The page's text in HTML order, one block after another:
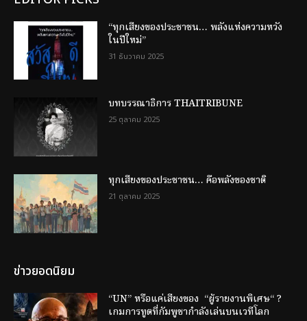
“ทุกเสียงของประชาชน… พลังแห่งความหวัง
ในปีใหม่”
31 ธันวาคม 2025
บทบรรณาธิการ THAITRIBUNE
25 ตุลาคม 2025
ทุกเสียงของประชาชน… คือพลังของชาติ
21 ตุลาคม 2025
ข่าวยอดนิยม
“UN” หรือแค่เสียงของ “ผู้รายงานพิเศษ“ ?
เกมการทูตที่กัมพูชากำลังเล่นบนเวทีโลก